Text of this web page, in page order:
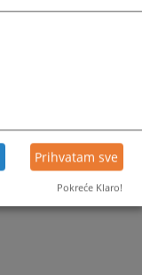
Prihvatam sve
Pokreće Klaro!